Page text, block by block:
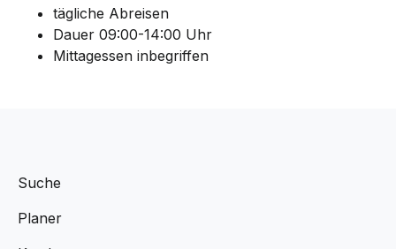
tägliche Abreisen
Dauer 09:00-14:00 Uhr
Mittagessen inbegriffen
Suche
Planer